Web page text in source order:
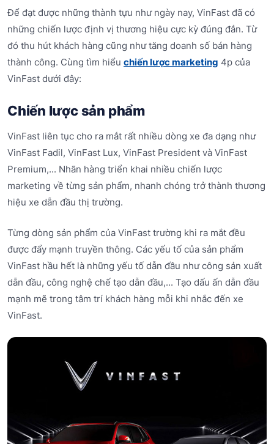
Để đạt được những thành tựu như ngày nay, VinFast đã có
những chiến lược định vị thương hiệu cực kỳ đúng đắn. Từ
đó thu hút khách hàng cũng như tăng doanh số bán hàng
thành công. Cùng tìm hiểu chiến lược marketing 4p của
VinFast dưới đây:
Chiến lược sản phẩm
VinFast liên tục cho ra mắt rất nhiều dòng xe đa dạng như
VinFast Fadil, VinFast Lux, VinFast President và VinFast
Premium,... Nhãn hàng triển khai nhiều chiến lược
marketing về từng sản phẩm, nhanh chóng trở thành thương
hiệu xe dẫn đầu thị trường.
Từng dòng sản phẩm của VinFast trường khi ra mắt đều
được đẩy mạnh truyền thông. Các yếu tố của sản phẩm
VinFast hầu hết là những yếu tố dẫn đầu như công sản xuất
dẫn đầu, công nghệ chế tạo dẫn đầu,... Tạo dấu ấn dẫn đầu
mạnh mẽ trong tâm trí khách hàng mỗi khi nhắc đến xe
VinFast.